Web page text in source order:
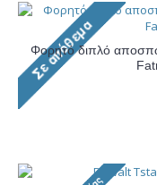
Φορητό διπλό